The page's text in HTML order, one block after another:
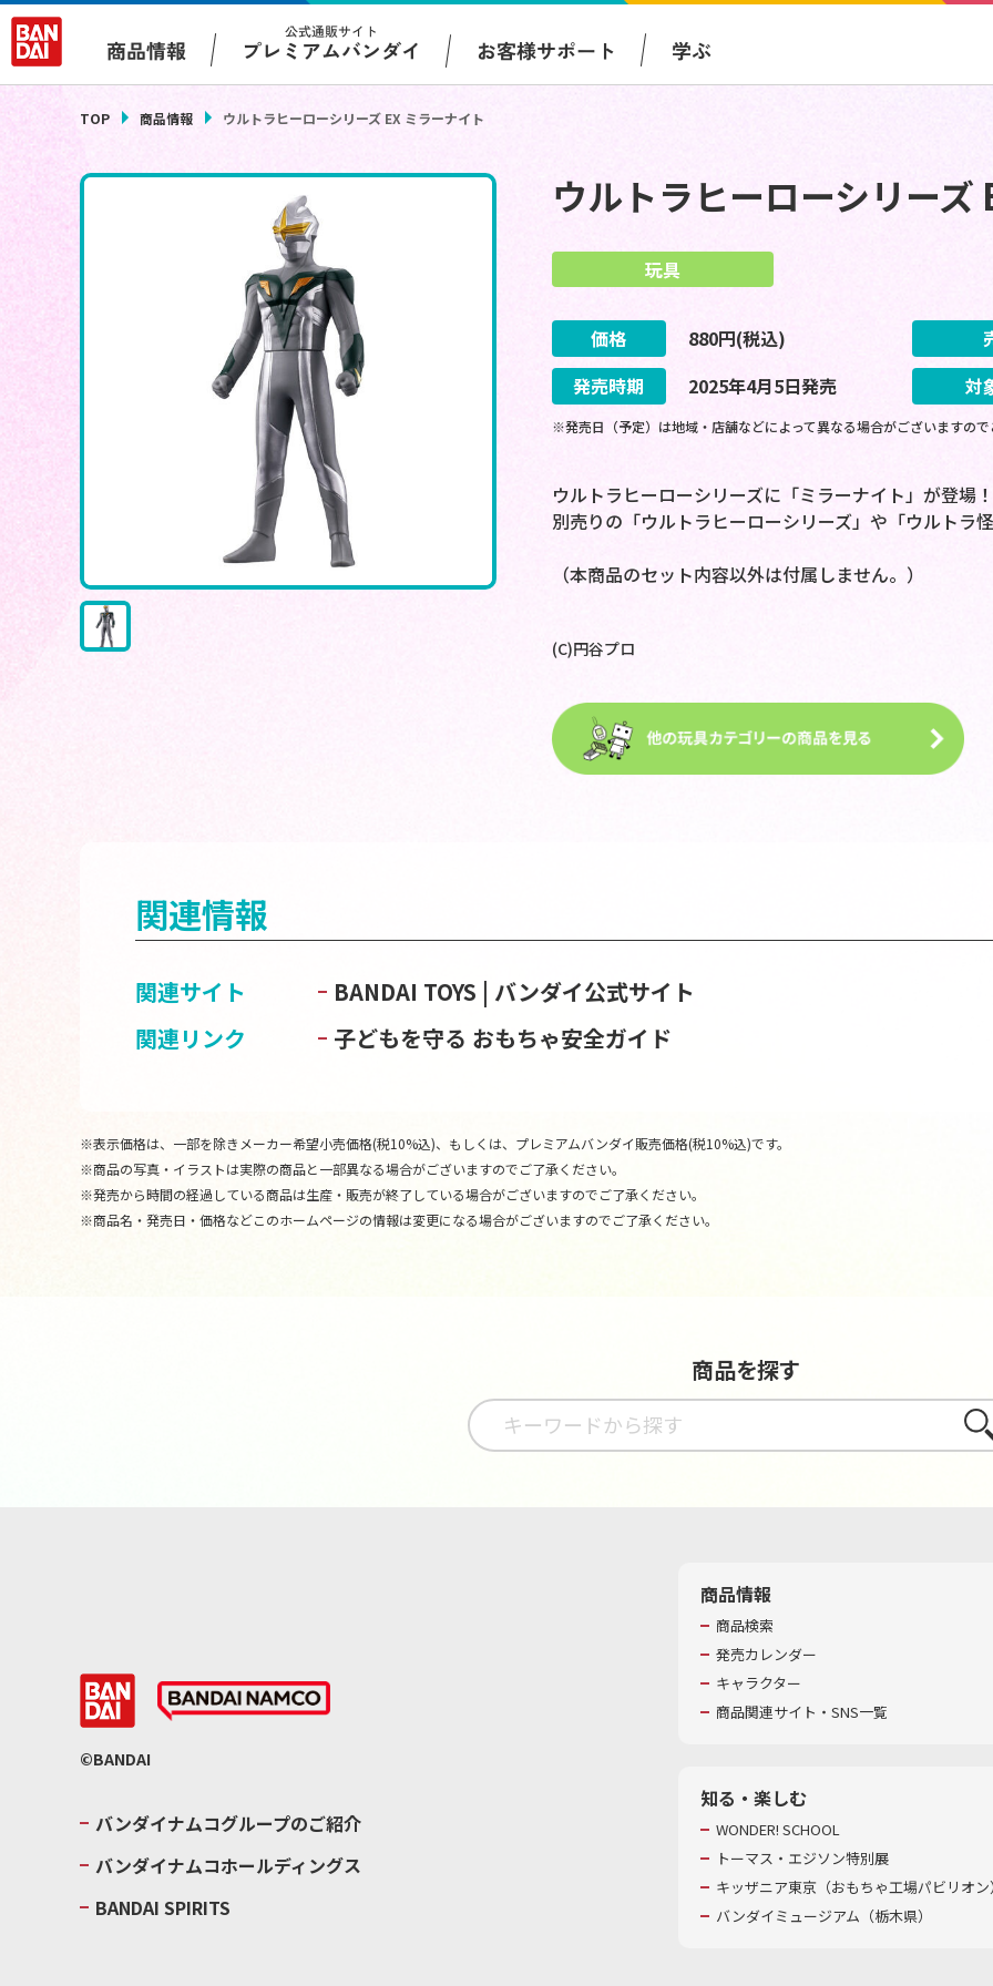
商品情報
公式通販サイト
プレミアムバンダイ お客様サポート 学ぶ
TOP 商品情報 ウルトラヒーローシリーズ EX ミラーナイト
ウルトラヒーローシリーズ
玩具
価格 880円(税込)
発売時期
2025年4月5日発売 対
※発売日（予定）は地域・店舗などによって異なる場合がございますの
ウルトラヒーローシリーズに「ミラーナイト」が登場！
別売りの「ウルトラヒーローシリーズ」や「ウルトラ
（本商品のセット内容以外は付属しません。）
(C)円谷プロ
関連情報
関連サイト
BANDAI TOYS | バンダイ公式サイト
関連リンク
子どもを守る おもちゃ安全ガイド
※表示価格は、一部を除きメーカー希望小売価格(税10%込)、もしくは、プレミアムバンダイ販売価格(税10%込)です。
※商品の写真・イラストは実際の商品と一部異なる場合がございますのでご了承ください。
※発売から時間の経過している商品は生産・販売が終了している場合がございますのでご了承ください。
※商品名・発売日・価格などこのホームページの情報は変更になる場合がございますのでご了承ください。
商品を探す
さが
©BANDAI
バンダイナムコグループのご紹介
バンダイナムコホールディングス
BANDAI SPIRITS
商品情報
商品検索
発売カレンダー
キャラクター
商品関連サイト・SNS一覧
知る・楽しむ
WONDER! SCHOOL
トーマス・エジソン特別展
キッザニア東京（おもちゃ工場パビリオ
バンダイミュージアム（栃木県）